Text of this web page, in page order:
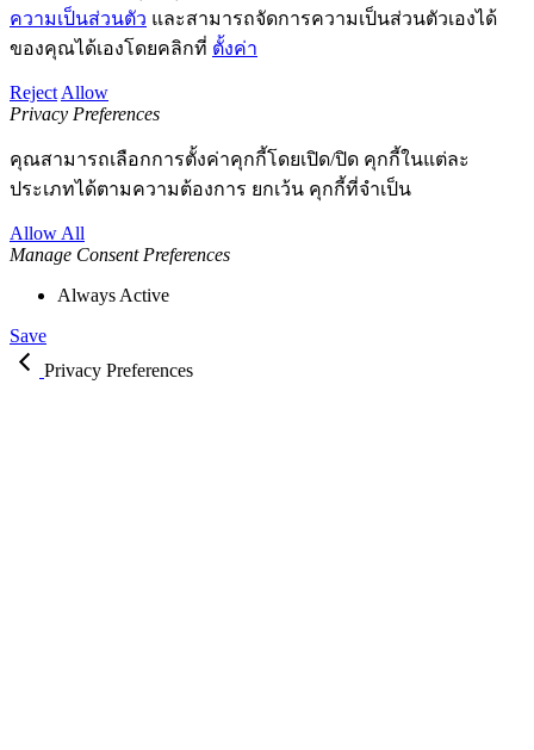
ความเป็นส่วนตัว และสามารถจัดการความเป็นส่วนตัวเองได้
ของคุณได้เองโดยคลิกที่ ตั้งค่า
Reject Allow
Privacy Preferences
คุณสามารถเลือกการตั้งค่าคุกกี้โดยเปิด/ปิด คุกกี้ในแต่ละ
ประเภทได้ตามความต้องการ ยกเว้น คุกกี้ที่จำเป็น
Allow All
Manage Consent Preferences
Always Active
Save
Privacy Preferences